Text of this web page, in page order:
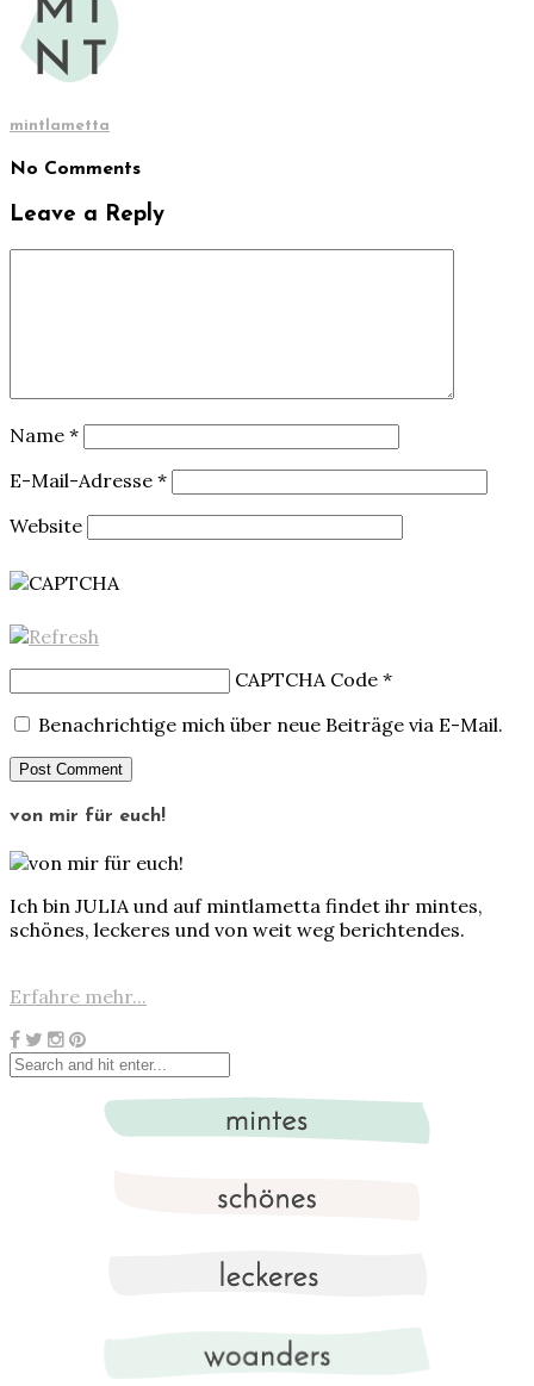
mintlametta
No Comments
Leave a Reply
Name *
E-Mail-Adresse *
Website
CAPTCHA Code *
Benachrichtige mich über neue Beiträge via E-Mail.
von mir für euch!
Ich bin JULIA und auf mintlametta findet ihr mintes,
schönes, leckeres und von weit weg berichtendes.
Erfahre mehr...